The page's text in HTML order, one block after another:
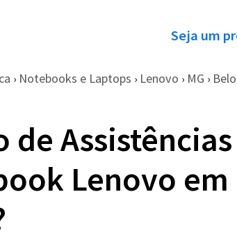
Seja um
› Notebooks e Laptops › Lenovo › MG ›
de
Lenovo em